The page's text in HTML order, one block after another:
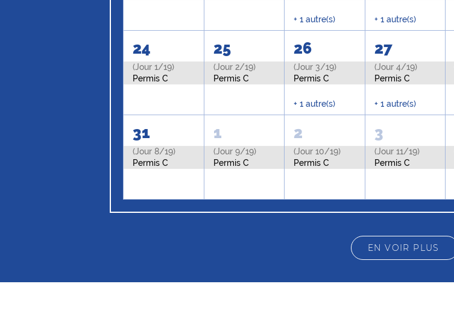
+ 1 autre(s) + 1 autre(s)
24
(Jour 1/19)
Permis C
25
(Jour 2/19)
Permis C
26
(Jour 3/19)
Permis C
+ 1 autre(s)
27
(Jour 4/19)
Permis C
+ 1 autre(s)
31
(Jour 8/19)
Permis C
1
(Jour 9/19)
Permis C
2
(Jour 10/19)
Permis C
3
(Jour 11/19)
Permis C
EN VOIR PLUS